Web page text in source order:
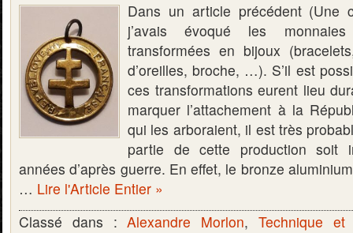
Dans un article précédent (Une
j’avais évoqué les
transformées en bijoux
d’oreilles, broche, …). S’il est
ces transformations eurent lieu
marquer l’attachement à la
qui les arboraient, il est très
partie de cette production soit
années d’après guerre. En effet, le bronze
… Lire l'Article Entier »
Classé dans :Alexandre Morlon, Technique et